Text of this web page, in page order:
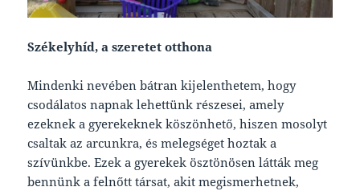
Székelyhíd, a szeretet otthona
Mindenki nevében bátran kijelenthetem, hogy
csodálatos napnak lehettünk részesei, amely
ezeknek a gyerekeknek köszönhető, hiszen mosolyt
csaltak az arcunkra, és melegséget hoztak a
szívünkbe. Ezek a gyerekek ösztönösen látták meg
bennünk a felnőtt társat, akit megismerhetnek,